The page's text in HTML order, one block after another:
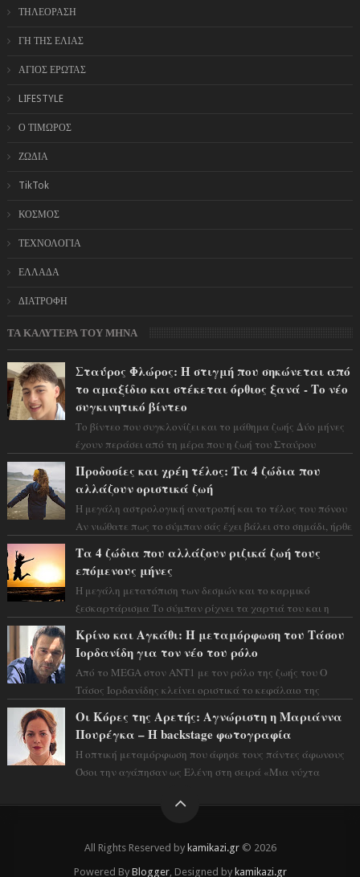
ΤΗΛΕΟΡΑΣΗ
ΓΗ ΤΗΣ ΕΛΙΑΣ
ΑΓΙΟΣ ΕΡΩΤΑΣ
LIFESTYLE
Ο ΤΙΜΩΡΟΣ
ΖΩΔΙΑ
TikTok
ΚΟΣΜΟΣ
ΤΕΧΝΟΛΟΓΙΑ
ΕΛΛΑΔΑ
ΔΙΑΤΡΟΦΗ
ΤΑ ΚΑΛΥΤΕΡΑ ΤΟΥ ΜΗΝΑ
Σταύρος Φλώρος: Η στιγμή που σηκώνεται από
το αμαξίδιο και στέκεται όρθιος ξανά - Το νέο
συγκινητικό βίντεο
Το βίντεο που συγκλονίζει και το μάθημα ζωής Δύο μήνες
έχουν περάσει από τη μέρα που η ζωή του Σταύρου
Προδοσίες και χρέη τέλος: Τα 4 ζώδια που
αλλάζουν οριστικά ζωή
Η μεγάλη αστρολογική ανατροπή και το τέλος του πόνου
Αν νιώθατε πως το σύμπαν σάς έχει βάλει στο σημάδι, ήρθε
Τα 4 ζώδια που αλλάζουν ριζικά ζωή τους
επόμενους μήνες
Η μεγάλη μετατόπιση των δεσμών και το καρμικό
ξεσκαρτάρισμα Το σύμπαν ρίχνει τα χαρτιά του και η
Κρίνο και Αγκάθι: Η μεταμόρφωση του Τάσου
Ιορδανίδη για τον νέο του ρόλο
Από το MEGA στον ΑΝΤ1 με τον ρόλο της ζωής του Ο
Τάσος Ιορδανίδης κλείνει οριστικά το κεφάλαιο της
Οι Κόρες της Αρετής: Αγνώριστη η Μαριάννα
Πουρέγκα – H backstage φωτογραφία
Η οπτική μεταμόρφωση που άφησε τους πάντες άφωνους
Όσοι την αγάπησαν ως Ελένη στη σειρά «Μια νύχτα
All Rights Reserved by kamikazi.gr© 2026
Powered By Blogger, Designed by kamikazi.gr